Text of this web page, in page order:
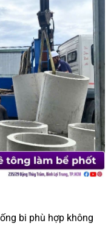
bi phù hợp không